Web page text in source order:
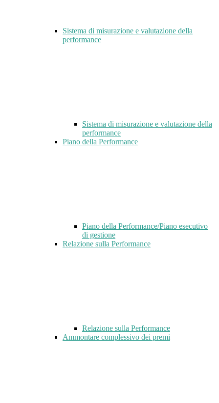
Sistema di misurazione e valutazione della
performance
Sistema di misurazione e valutazione della
performance
Piano della Performance
Piano della Performance/Piano esecutivo
di gestione
Relazione sulla Performance
Relazione sulla Performance
Ammontare complessivo dei premi